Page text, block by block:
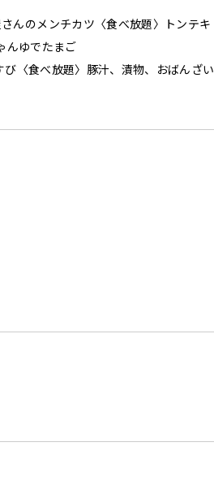
んのメンチカツ〈食べ放題〉トンテキ
んゆでたまご
〈食べ放題〉豚汁、漬物、おばんざい